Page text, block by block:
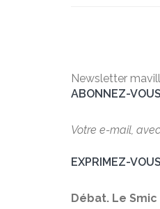
Newsletter
ABONNEZ-
Votre e-mail,
EXPRIMEZ-
Débat. Le